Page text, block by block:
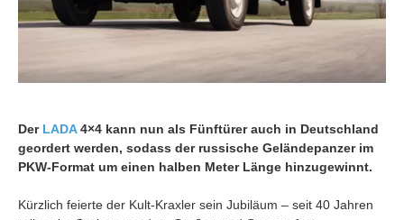
Der LADA4×4 kann nun als Fünftürer auch in Deutschland
geordert werden, sodass der russische Geländepanzer im
PKW-Format um einen halben Meter Länge hinzugewinnt.
Kürzlich feierte der Kult-Kraxler sein Jubiläum – seit 40 Jahren